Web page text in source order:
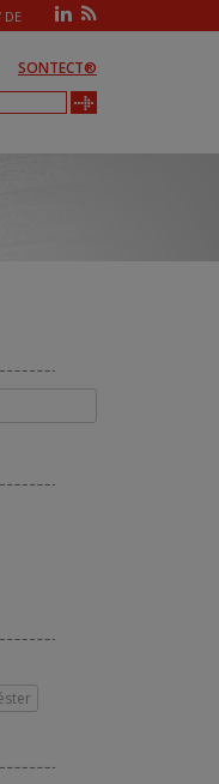
DE
SONTECT®